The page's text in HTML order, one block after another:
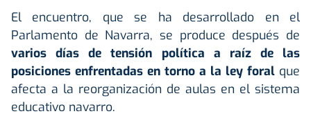
El encuentro, que se ha desarrollado en el
Parlamento de Navarra, se produce después de
varios días de tensión política a raíz de las
posiciones enfrentadas en torno a la ley foral que
afecta a la reorganización de aulas en el sistema
educativo navarro.